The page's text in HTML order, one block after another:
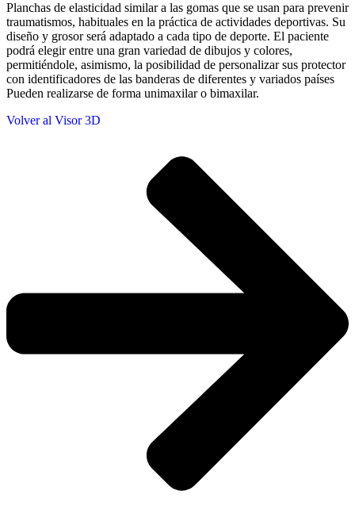
Planchas de elasticidad similar a las gomas que se usan para prevenir
traumatismos, habituales en la práctica de actividades deportivas. Su
diseño y grosor será adaptado a cada tipo de deporte. El paciente
podrá elegir entre una gran variedad de dibujos y colores,
permitiéndole, asimismo, la posibilidad de personalizar sus protector
con identificadores de las banderas de diferentes y variados países
Pueden realizarse de forma unimaxilar o bimaxilar.
Volver al Visor 3D